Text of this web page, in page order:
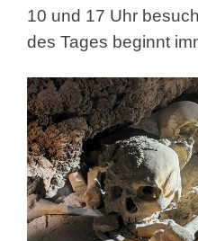
10 und 17 Uhr
des Tages beginnt